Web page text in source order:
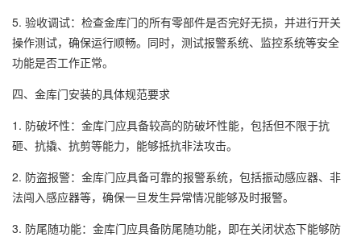
5. 验收调试：检查金库门的所有零部件是否完好无损，并进行开关
操作测试，确保运行顺畅。同时，测试报警系统、监控系统等安全
功能是否工作正常。
四、金库门安装的具体规范要求
1. 防破坏性：金库门应具备较高的防破坏性能，包括但不限于抗
砸、抗撬、抗剪等能力，能够抵抗非法攻击。
2. 防盗报警：金库门应具备可靠的报警系统，包括振动感应器、非
法闯入感应器等，确保一旦发生异常情况能够及时报警。
3. 防尾随功能：金库门应具备防尾随功能，即在关闭状态下能够防